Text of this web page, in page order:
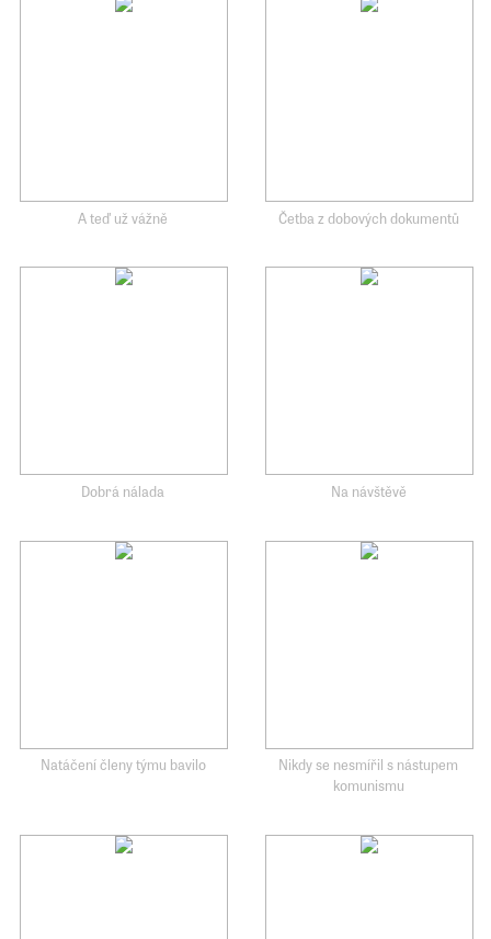
A teď už vážně Četba z dobových dokumentů
Dobrá nálada Na návštěvě
Natáčení členy týmu bavilo
Nikdy se nesmířil s nástupem
komunismu